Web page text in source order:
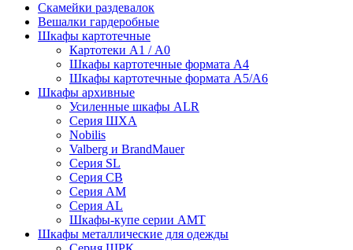
Скамейки раздевалок
Вешалки гардеробные
Шкафы картотечные
Картотеки А1 / А0
Шкафы картотечные формата А4
Шкафы картотечные формата А5/А6
Шкафы архивные
Усиленные шкафы ALR
Серия ШХА
Nobilis
Valberg и BrandMauer
Cерия SL
Серия СВ
Серия АМ
Серия AL
Шкафы-купе серии AMT
Шкафы металлические для одежды